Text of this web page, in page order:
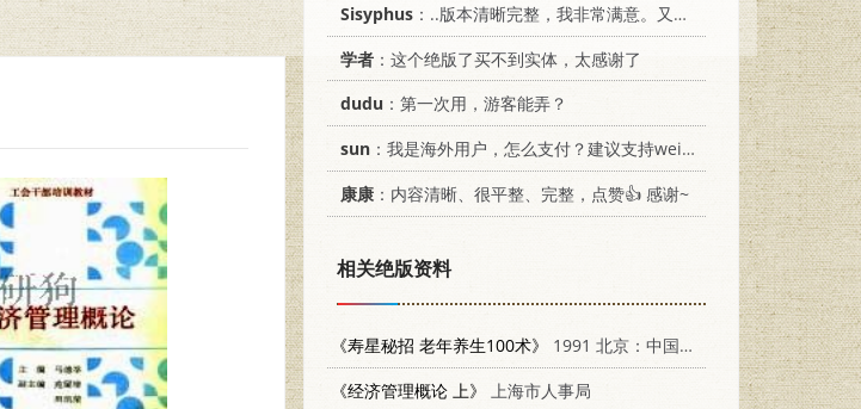
Sisyphus ：..版本清晰完整，我非常满意。又及，这本《话语的真相》...
学者 ：这个绝版了买不到实体，太感谢了
dudu ：第一次用，游客能弄？
sun ：我是海外用户，怎么支付？建议支持weixin支付
康康 ：内容清晰、很平整、完整，点赞👍 感谢~
相关绝版资料
《寿星秘招 老年养生100术》
1991 北京：中国国际广播出版社 7507801624
《经济管理概论 上》
上海市人事局